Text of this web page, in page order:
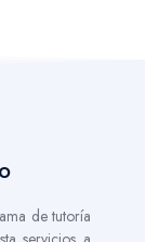
de tutoría